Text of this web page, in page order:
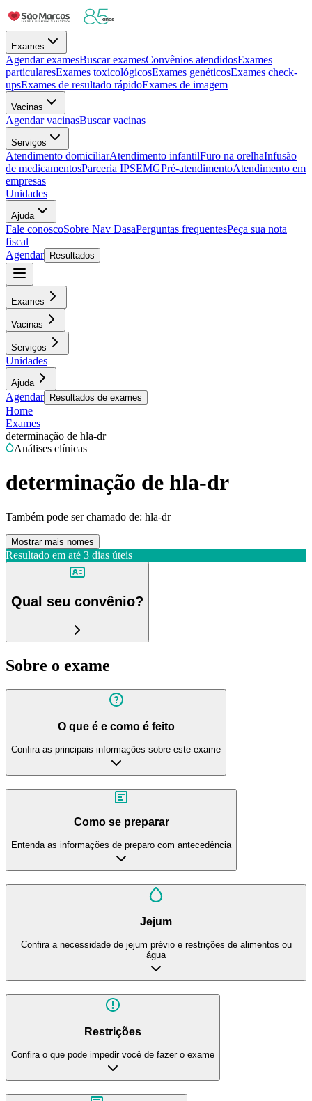
Exames
Agendar examesBuscar examesConvênios atendidosExames
particularesExames toxicológicosExames genéticosExames check-
upsExames de resultado rápidoExames de imagem
Vacinas
Agendar vacinasBuscar vacinas
Serviços
Atendimento domiciliarAtendimento infantilFuro na orelhaInfusão
de medicamentosParceria IPSEMGPré-atendimentoAtendimento em
empresas
Unidades
Ajuda
Fale conoscoSobre Nav DasaPerguntas frequentesPeça sua nota
fiscal
Agendar
Resultados
Exames
Vacinas
Serviços
Unidades
Ajuda
Agendar Resultados de exames
Home
Exames
determinação de hla-dr
Análises clínicas
determinação de hla-dr
Também pode ser chamado de: hla-dr
Mostrar mais nomes
Resultado em até 3 dias úteis
Qual seu convênio?
Sobre o exame
O que é e como é feito
Confira as principais informações sobre este exame
Como se preparar
Entenda as informações de preparo com antecedência
Jejum
Confira a necessidade de jejum prévio e restrições de alimentos ou
água
Restrições
Confira o que pode impedir você de fazer o exame